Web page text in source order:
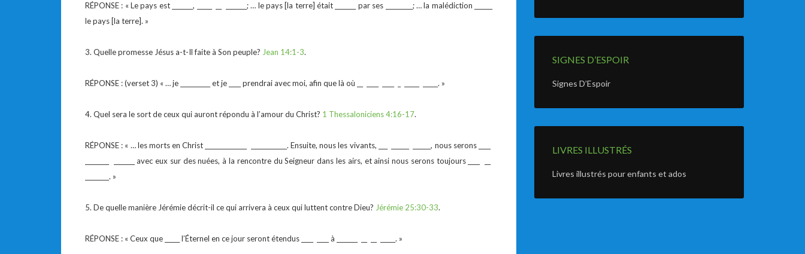
RÉPONSE : « Le pays est _______, _____ __ _______; … le pays [la terre] était _______ par ses _________; … la malédiction ______
le pays [la terre]. »
3. Quelle promesse Jésus a-t-Il faite à Son peuple? Jean 14:1-3.
RÉPONSE : (verset 3) « … je __________ et je ____ prendrai avec moi, afin que là où __ ____ ____ _ _____ _____. »
4. Quel sera le sort de ceux qui auront répondu à l’amour du Christ? 1 Thessaloniciens 4:16-17.
RÉPONSE : « … les morts en Christ ______________ ____________. Ensuite, nous les vivants, ___ ______ ______, nous serons ____
________ _______ avec eux sur des nuées, à la rencontre du Seigneur dans les airs, et ainsi nous serons toujours ____ __
________. »
5. De quelle manière Jérémie décrit-il ce qui arrivera à ceux qui luttent contre Dieu? Jérémie 25:30-33.
RÉPONSE : « Ceux que _____ l’Éternel en ce jour seront étendus ____ ____ à _______ __ __ _____. »
SIGNES D’ESPOIR
Signes D’Espoir
LIVRES ILLUSTRÉS
Livres illustrés pour enfants et ados